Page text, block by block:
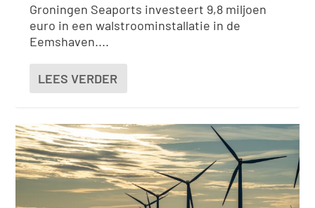
Groningen Seaports investeert 9,8 miljoen
euro in een walstroominstallatie in de
Eemshaven....
LEES VERDER